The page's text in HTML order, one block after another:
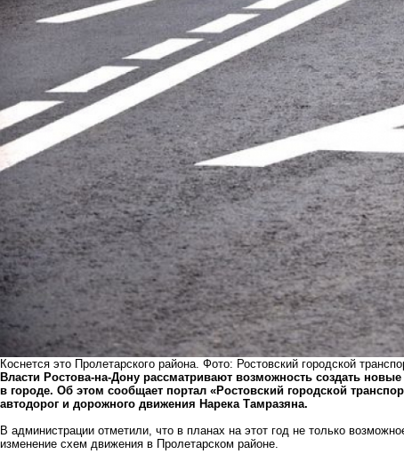
Коснется это Пролетарского района. Фото: Ростовский городской
Власти Ростова-на-Дону рассматривают возможность создать
в городе. Об этом сообщает портал «Ростовский городской
автодорог и дорожного движения Нарека Тамразяна.
В администрации отметили, что в планах на этот год не только
изменение схем движения в Пролетарском районе.